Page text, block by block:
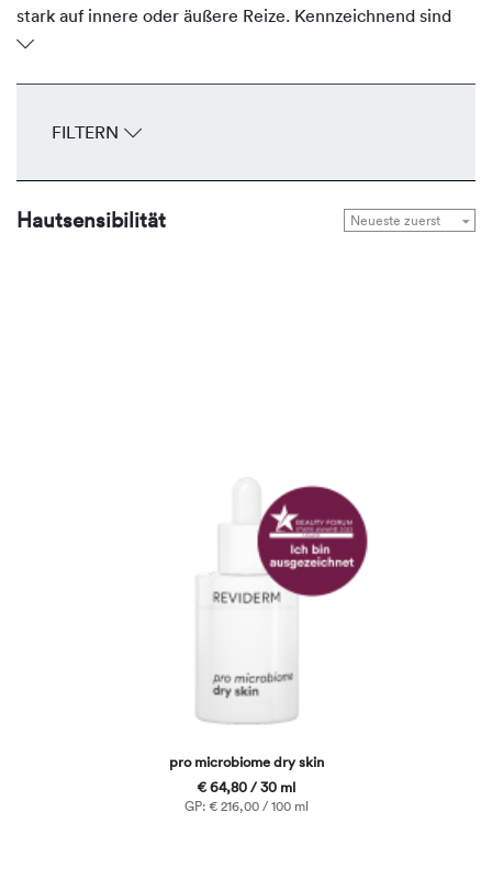
stark auf innere oder äußere Reize. Kennzeichnend sind
Rötungen, Hautschüppchen, Trockenheit,
Haut mit niedriger Reizschwelle kann vererbt oder
mit schonenden Produkten, die frei von Duftstoffen und
FILTERN
Hautsensibilität
pro microbiome dry skin
€ 64,80 / 30 ml
GP: € 216,00 / 100 ml